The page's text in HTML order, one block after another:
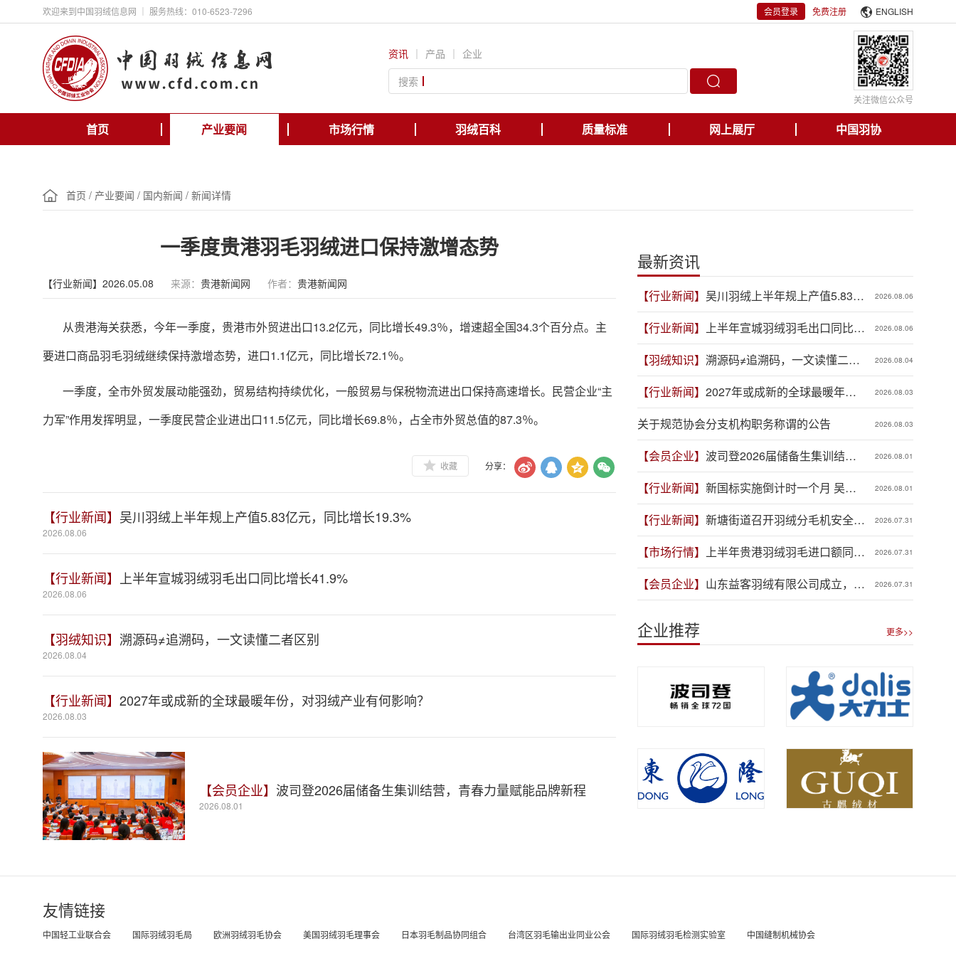
欢迎来到中国羽绒信息网 ｜ 服务热线：010-6523-7296 会员登录 免费注册 ENGLISH
资讯 ｜ 产品 ｜ 企业
搜索
关注微信公众号
首页 产业要闻 市场行情 羽绒百科 质量标准 网上展厅 中国羽协
首页 / 产业要闻 / 国内新闻 / 新闻详情
一季度贵港羽毛羽绒进口保持激增态势
【行业新闻】2026.05.08 来源： 贵港新闻网 作者： 贵港新闻网
从贵港海关获悉，今年一季度，贵港市外贸进出口13.2亿元，同比增长49.3％，增速超全国34.3个百分点。主
要进口商品羽毛羽绒继续保持激增态势，进口1.1亿元，同比增长72.1％。
一季度，全市外贸发展动能强劲，贸易结构持续优化，一般贸易与保税物流进出口保持高速增长。民营企业“主
力军”作用发挥明显，一季度民营企业进出口11.5亿元，同比增长69.8％，占全市外贸总值的87.3％。
收藏 分享：
【行业新闻】 吴川羽绒上半年规上产值5.83亿元，同比增长19.3%
2026.08.06
【行业新闻】 上半年宣城羽绒羽毛出口同比增长41.9%
2026.08.06
【羽绒知识】 溯源码≠追溯码，一文读懂二者区别
2026.08.04
【行业新闻】 2027年或成新的全球最暖年份，对羽绒产业有何影响？
2026.08.03
【会员企业】 波司登2026届储备生集训结营，青春力量赋能品牌新程
2026.08.01
最新资讯
【行业新闻】 吴川羽绒上半年规上产值5.83亿
元，同比增长19.3%
2026.08.06
【行业新闻】 上半年宣城羽绒羽毛出口同比增
长41.9%
2026.08.06
【羽绒知识】 溯源码≠追溯码，一文读懂二者
区别
2026.08.04
【行业新闻】 2027年或成新的全球最暖年
份，对羽绒产业有何影响？
2026.08.03
关于规范协会分支机构职务称谓的公告 2026.08.03
【会员企业】 波司登2026届储备生集训结
营，青春力量赋能品牌新程
2026.08.01
【行业新闻】 新国标实施倒计时一个月 吴川
羽绒企业集体“抢跑”新规
2026.08.01
【行业新闻】 新塘街道召开羽绒分毛机安全生
产专项整治推进会
2026.07.31
【市场行情】 上半年贵港羽绒羽毛进口额同比
增长88.1%
2026.07.31
【会员企业】 山东益客羽绒有限公司成立，加
码羽毛绒制品全产业链布局
2026.07.31
企业推荐 更多>>
友情链接
中国轻工业联合会 国际羽绒羽毛局 欧洲羽绒羽毛协会 美国羽绒羽毛理事会 日本羽毛制品协同组合 台湾区羽毛输出业同业公会 国际羽绒羽毛检测实验室 中国缝制机械协会